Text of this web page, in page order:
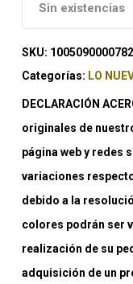
Sin existencias
SKU: 1005090000782
Categorías: LO
DECLARACIÓN
originales de
página web y redes
variaciones
debido a la
colores podrán ser
realización de su
adquisición de un